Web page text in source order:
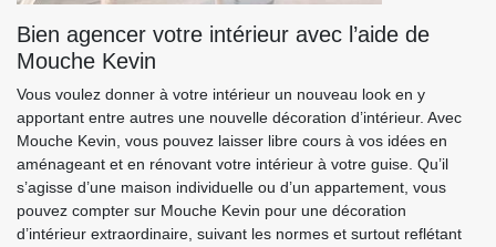
Bien agencer votre intérieur avec l’aide de
Mouche Kevin
Vous voulez donner à votre intérieur un nouveau look en y
apportant entre autres une nouvelle décoration d’intérieur. Avec
Mouche Kevin, vous pouvez laisser libre cours à vos idées en
aménageant et en rénovant votre intérieur à votre guise. Qu’il
s’agisse d’une maison individuelle ou d’un appartement, vous
pouvez compter sur Mouche Kevin pour une décoration
d’intérieur extraordinaire, suivant les normes et surtout reflétant